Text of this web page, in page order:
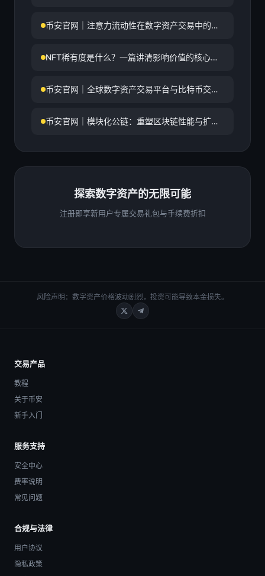
币安官网｜注意力流动性在数字资产交易中的核
NFT稀有度是什么？一篇讲清影响价值的核心逻
币安官网｜全球数字资产交易平台与比特币交易
币安官网｜模块化公链：重塑区块链性能与扩展
探索数字资产的无限可能
注册即享新用户专属交易礼包与手续费折扣
风险声明：数字资产价格波动剧烈，投资可能导致本金损失。
交易产品
教程
关于币安
新手入门
服务支持
安全中心
费率说明
常见问题
合规与法律
用户协议
隐私政策